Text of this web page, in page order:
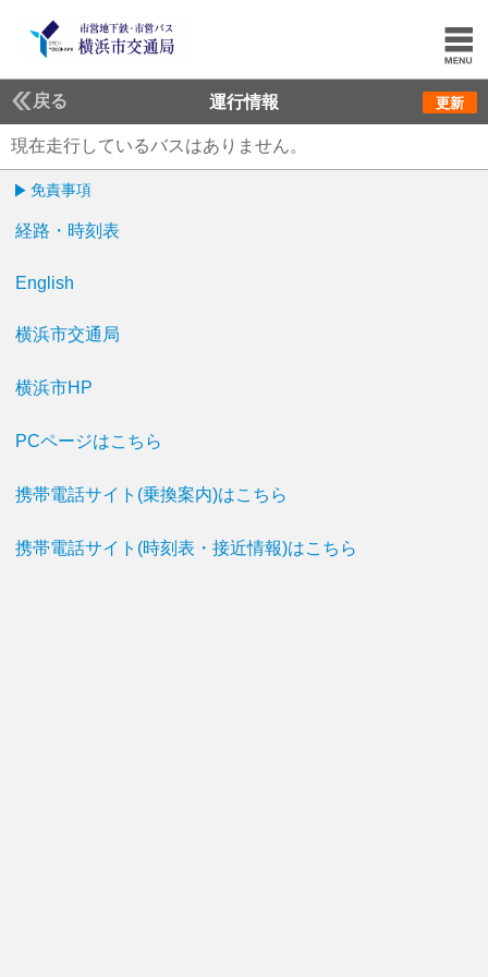
戻る 運行情報 更新
現在走行しているバスはありません。
免責事項
経路・時刻表
English
横浜市交通局
横浜市HP
PCページはこちら
携帯電話サイト(乗換案内)はこちら
携帯電話サイト(時刻表・接近情報)はこちら